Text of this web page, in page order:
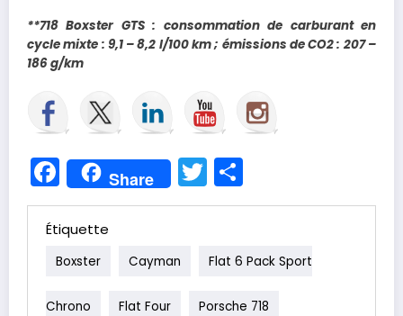
**718 Boxster GTS : consommation de carburant en
cycle mixte : 9,1 – 8,2 l/100 km ; émissions de CO2 : 207 –
186 g/km
Facebook
Share Twitter
Étiquette
Boxster Cayman Flat 6 Pack Sport
Chrono Flat Four Porsche 718